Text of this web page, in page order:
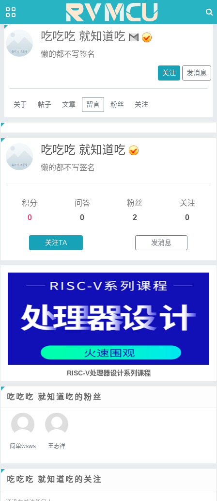
吃吃吃 就知道吃
懒的都不写签名
关注 发消息
关于 帖子 文章 留言 粉丝 关注
吃吃吃 就知道吃
懒的都不写签名
积分
0
问答
0
粉丝
2
关注
0
关注TA 发消息
RISC-V处理器设计系列课程
吃吃吃 就知道吃的粉丝
简单wsws 王志祥
吃吃吃 就知道吃的关注